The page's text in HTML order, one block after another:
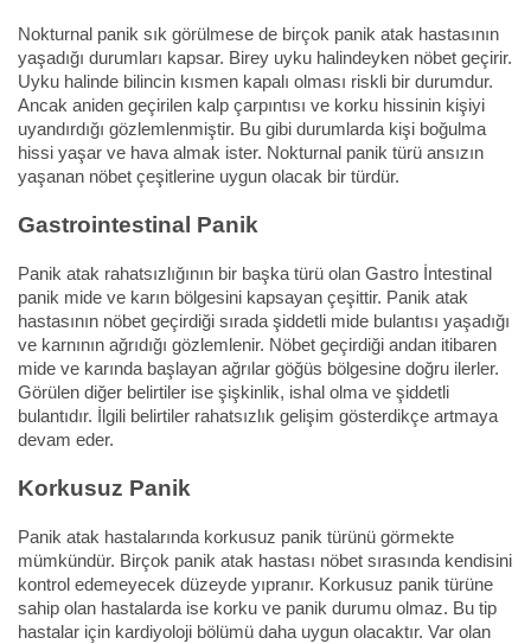
Nokturnal panik sık görülmese de birçok panik atak hastasının
yaşadığı durumları kapsar. Birey uyku halindeyken nöbet geçirir.
Uyku halinde bilincin kısmen kapalı olması riskli bir durumdur.
Ancak aniden geçirilen kalp çarpıntısı ve korku hissinin kişiyi
uyandırdığı gözlemlenmiştir. Bu gibi durumlarda kişi boğulma
hissi yaşar ve hava almak ister. Nokturnal panik türü ansızın
yaşanan nöbet çeşitlerine uygun olacak bir türdür.
Gastrointestinal Panik
Panik atak rahatsızlığının bir başka türü olan Gastro İntestinal
panik mide ve karın bölgesini kapsayan çeşittir. Panik atak
hastasının nöbet geçirdiği sırada şiddetli mide bulantısı yaşadığı
ve karnının ağrıdığı gözlemlenir. Nöbet geçirdiği andan itibaren
mide ve karında başlayan ağrılar göğüs bölgesine doğru ilerler.
Görülen diğer belirtiler ise şişkinlik, ishal olma ve şiddetli
bulantıdır. İlgili belirtiler rahatsızlık gelişim gösterdikçe artmaya
devam eder.
Korkusuz Panik
Panik atak hastalarında korkusuz panik türünü görmekte
mümkündür. Birçok panik atak hastası nöbet sırasında kendisini
kontrol edemeyecek düzeyde yıpranır. Korkusuz panik türüne
sahip olan hastalarda ise korku ve panik durumu olmaz. Bu tip
hastalar için kardiyoloji bölümü daha uygun olacaktır. Var olan